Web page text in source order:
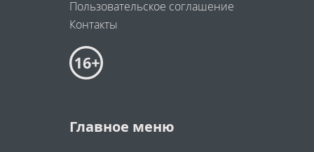
Пользовательское соглашение
Контакты
Главное меню